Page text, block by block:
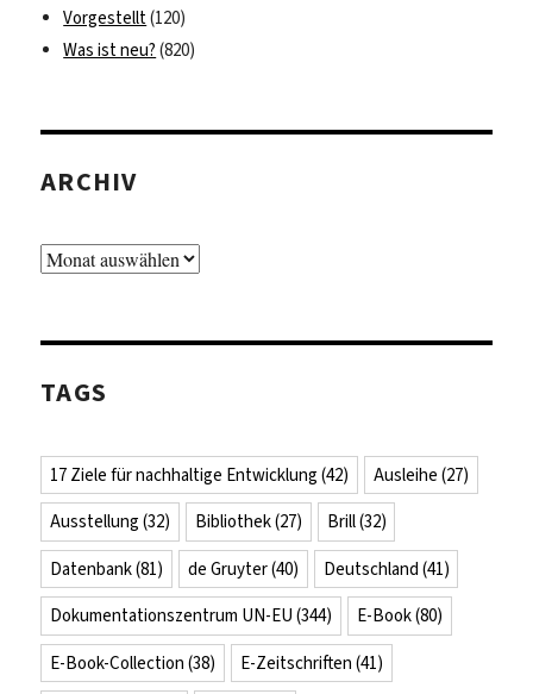
Vorgestellt(120)
Was ist neu? (820)
ARCHIV
Archiv
TAGS
17 Ziele für nachhaltige Entwicklung (42) Ausleihe (27)
Ausstellung (32) Bibliothek(27) Brill(32)
Datenbank(81) de Gruyter(40) Deutschland (41)
Dokumentationszentrum UN-EU (344) E-Book(80)
E-Book-Collection (38) E-Zeitschriften (41)